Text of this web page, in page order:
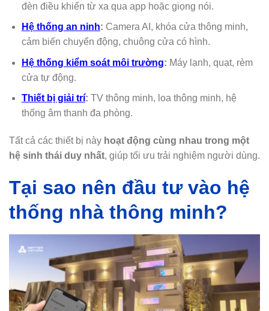
đèn điều khiển từ xa qua app hoặc giọng nói.
Hệ thống an ninh: Camera AI, khóa cửa thông minh,
cảm biến chuyển động, chuông cửa có hình.
Hệ thống kiểm soát môi trường: Máy lạnh, quạt, rèm
cửa tự động.
Thiết bị giải trí: TV thông minh, loa thông minh, hệ
thống âm thanh đa phòng.
Tất cả các thiết bị này hoạt động cùng nhau trong một
hệ sinh thái duy nhất, giúp tối ưu trải nghiệm người dùng.
Tại sao nên đầu tư vào hệ
thống nhà thông minh?